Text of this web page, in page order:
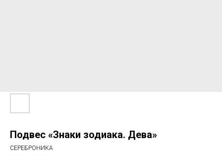
Подвес «Знаки зодиака. Дева»
СЕРЕБРОНИКА